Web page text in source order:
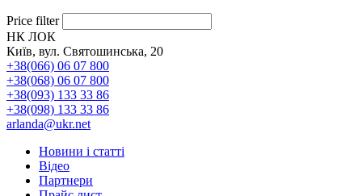
Price filter
НК ЛОК
Київ, вул. Святошинська, 20
+38(066) 06 07 800
+38(068) 06 07 800
+38(093) 133 33 86
+38(098) 133 33 86
arlanda@ukr.net
Новини і статті
Відео
Партнери